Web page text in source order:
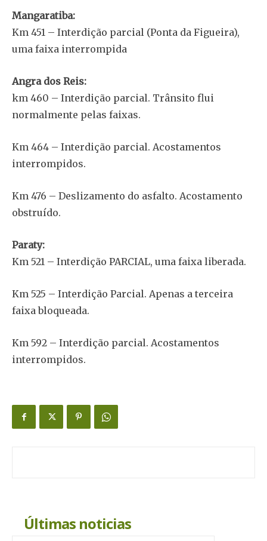
Mangaratiba:
Km 451 – Interdição parcial (Ponta da Figueira),
uma faixa interrompida
Angra dos Reis:
km 460 – Interdição parcial. Trânsito flui
normalmente pelas faixas.
Km 464 – Interdição parcial. Acostamentos
interrompidos.
Km 476 – Deslizamento do asfalto. Acostamento
obstruído.
Paraty:
Km 521 – Interdição PARCIAL, uma faixa liberada.
Km 525 – Interdição Parcial. Apenas a terceira
faixa bloqueada.
Km 592 – Interdição parcial. Acostamentos
interrompidos.
Últimas noticias